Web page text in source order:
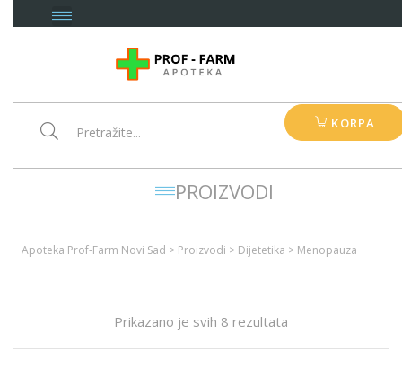
KORPA
PROIZVODI
Apoteka Prof-Farm Novi Sad > Proizvodi > Dijetetika > Menopauza
Prikazano je svih 8 rezultata